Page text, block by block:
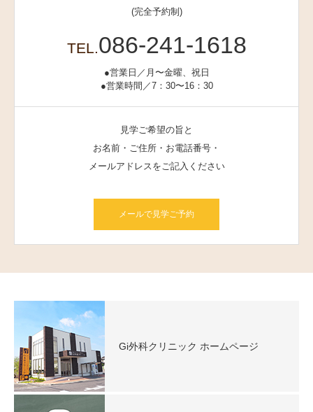
(完全予約制)
TEL.086-241-1618
●営業日／月〜金曜、祝日
●営業時間／7：30〜16：30
見学ご希望の旨と
お名前・ご住所・お電話番号・
メールアドレスをご記入ください
メールで見学ご予約
Gi外科クリニック ホームページ